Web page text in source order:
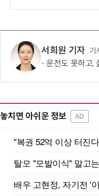
보
서희원 기자 기
운전도 못하고, 삶이 지루
놓치면 아쉬운 정보 AD